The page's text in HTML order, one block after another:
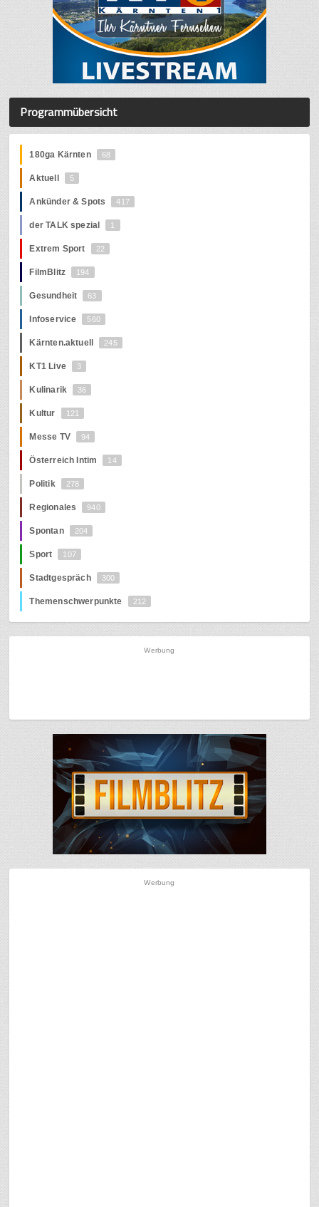
Programmübersicht
180ga Kärnten 68
Aktuell 5
Ankünder & Spots 417
der TALK spezial 1
Extrem Sport 22
FilmBlitz 194
Gesundheit 63
Infoservice 560
Kärnten.aktuell 245
KT1 Live 3
Kulinarik 36
Kultur 121
Messe TV 94
Österreich Intim 14
Politik 278
Regionales 940
Spontan 204
Sport 107
Stadtgespräch 300
Themenschwerpunkte 212
Werbung
Werbung